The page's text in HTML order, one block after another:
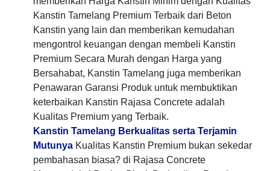
Kanstin Tamelang Premium Terbaik dari Beton
Kanstin yang lain dan memberikan kemudahan
mengontrol keuangan dengan membeli Kanstin
Premium Secara Murah dengan Harga yang
Bersahabat, Kanstin Tamelang juga memberikan
Penawaran Garansi Produk untuk membuktikan
keterbaikan Kanstin Rajasa Concrete adalah
Kualitas Premium yang Terbaik.
Kanstin Tamelang Berkualitas serta Terjamin
Mutunya Kualitas Kanstin Premium bukan sekedar
pembahasan biasa? di Rajasa Concrete